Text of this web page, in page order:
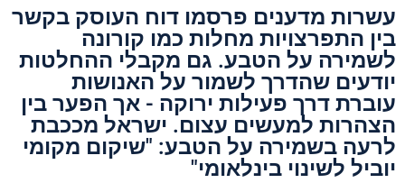
מדענים פרסמו דוח העוסק בקשר
התפרצויות מחלות כמו קורונה
על הטבע. גם מקבלי ההחלטות
שהדרך לשמור על האנושות
דרך פעילות ירוקה - אך הפער בין
למעשים עצום. ישראל מככבת
בשמירה על הטבע: "שיקום מקומי
לשינוי בינלאומי"